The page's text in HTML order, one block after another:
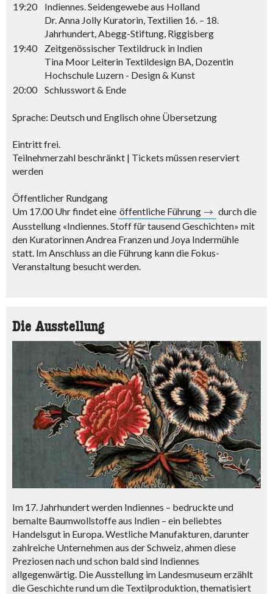
19:20
Indiennes. Seidengewebe aus Holland
Dr. Anna Jolly Kuratorin, Textilien 16. – 18.
Jahrhundert, Abegg-Stiftung, Riggisberg
19:40
Zeitgenössischer Textildruck in Indien
Tina Moor Leiterin Textildesign BA, Dozentin
Hochschule Luzern - Design & Kunst
20:00
Schlusswort & Ende
Sprache: Deutsch und Englisch ohne Übersetzung
Eintritt frei.
Teilnehmerzahl beschränkt | Tickets müssen reserviert
werden
Öffentlicher Rundgang
Um 17.00 Uhr findet eine öffentliche Führung
durch die
Ausstellung «Indiennes. Stoff für tausend Geschichten» mit
den Kuratorinnen Andrea Franzen und Joya Indermühle
statt. Im Anschluss an die Führung kann die Fokus-
Veranstaltung besucht werden.
Die Ausstellung
Im 17. Jahrhundert werden Indiennes – bedruckte und
bemalte Baumwollstoffe aus Indien – ein beliebtes
Handelsgut in Europa. Westliche Manufakturen, darunter
zahlreiche Unternehmen aus der Schweiz, ahmen diese
Preziosen nach und schon bald sind Indiennes
allgegenwärtig. Die Ausstellung im Landesmuseum erzählt
die Geschichte rund um die Textilproduktion, thematisiert